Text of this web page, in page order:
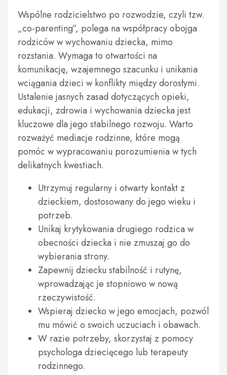
Wspólne rodzicielstwo po rozwodzie, czyli tzw.
„co-parenting”, polega na współpracy obojga
rodziców w wychowaniu dziecka, mimo
rozstania. Wymaga to otwartości na
komunikację, wzajemnego szacunku i unikania
wciągania dzieci w konflikty między dorosłymi.
Ustalenie jasnych zasad dotyczących opieki,
edukacji, zdrowia i wychowania dziecka jest
kluczowe dla jego stabilnego rozwoju. Warto
rozważyć mediacje rodzinne, które mogą
pomóc w wypracowaniu porozumienia w tych
delikatnych kwestiach.
Utrzymuj regularny i otwarty kontakt z
dzieckiem, dostosowany do jego wieku i
potrzeb.
Unikaj krytykowania drugiego rodzica w
obecności dziecka i nie zmuszaj go do
wybierania strony.
Zapewnij dziecku stabilność i rutynę,
wprowadzając je stopniowo w nową
rzeczywistość.
Wspieraj dziecko w jego emocjach, pozwól
mu mówić o swoich uczuciach i obawach.
W razie potrzeby, skorzystaj z pomocy
psychologa dziecięcego lub terapeuty
rodzinnego.